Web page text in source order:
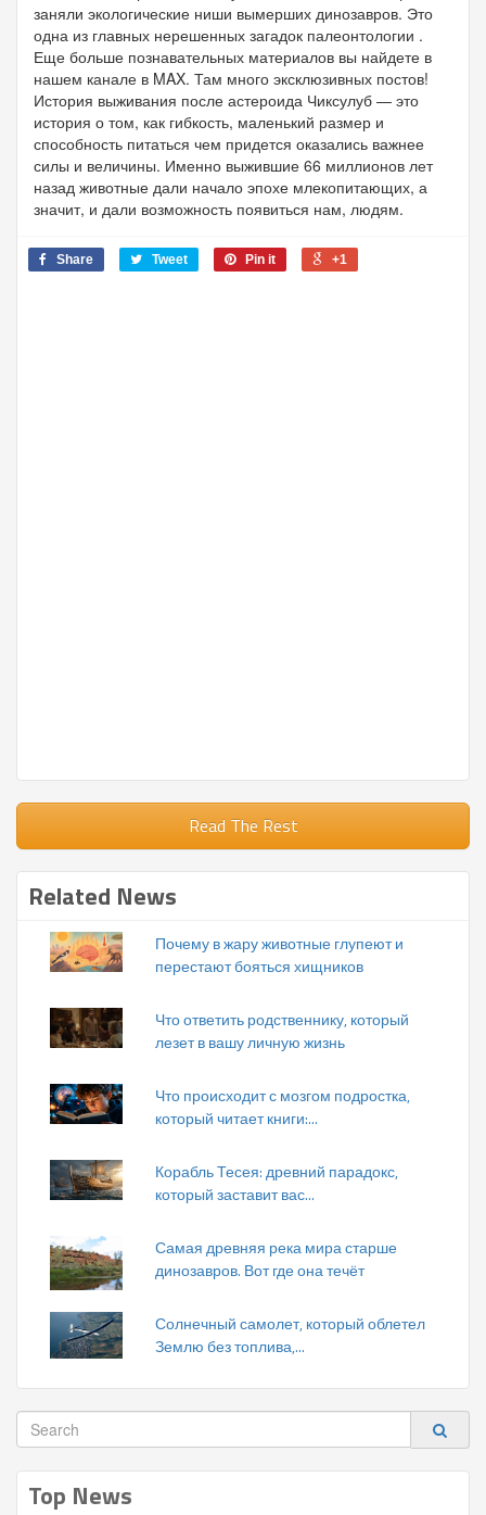
заняли экологические ниши вымерших динозавров. Это
одна из главных нерешенных загадок палеонтологии .
Еще больше познавательных материалов вы найдете в
нашем канале в MAX. Там много эксклюзивных постов!
История выживания после астероида Чиксулуб — это
история о том, как гибкость, маленький размер и
способность питаться чем придется оказались важнее
силы и величины. Именно выжившие 66 миллионов лет
назад животные дали начало эпохе млекопитающих, а
значит, и дали возможность появиться нам, людям.
Share Tweet Pin it +1
Read The Rest
Related News
Почему в жару животные глупеют и
перестают бояться хищников
Что ответить родственнику, который
лезет в вашу личную жизнь
Что происходит с мозгом подростка,
который читает книги:...
Корабль Тесея: древний парадокс,
который заставит вас...
Самая древняя река мира старше
динозавров. Вот где она течёт
Солнечный самолет, который облетел
Землю без топлива,...
Top News